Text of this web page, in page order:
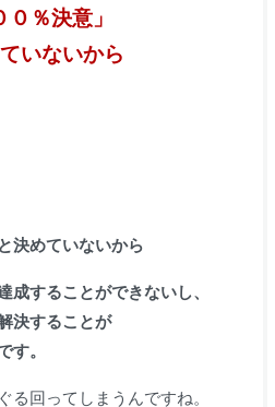
０％決意」
いないから
決めていないから
成することができないし、
決することが
す。
る回ってしまうんですね。